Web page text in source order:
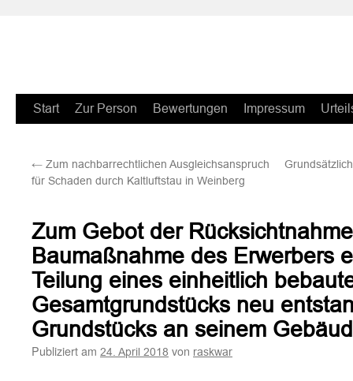
Zum
springen
Start Zur Person Bewertungen Impressum
← Zum nachbarrechtlichen Ausgleichsanspruch
für Schaden durch Kaltluftstau in Weinberg
Zum Gebot der
Baumaßnahme des Erwerbers
Teilung eines einheitlich
Gesamtgrundstücks neu
Grundstücks an seinem
Publiziert am 24. April 2018 von raskwar